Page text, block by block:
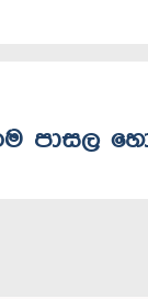
පාසල